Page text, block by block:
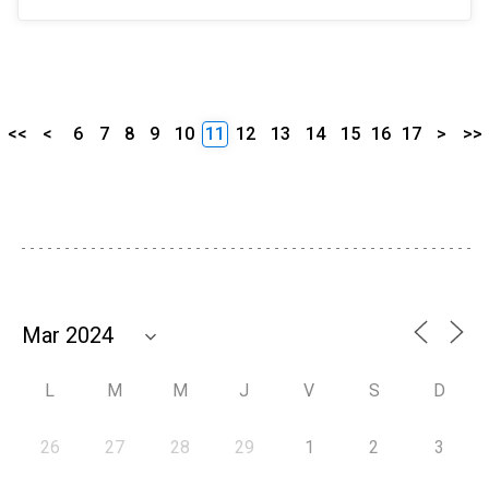
<< < 6 7 8 9 10 11 12 13 14 15 16 17 > >>
L M M J V S D
26 27 28 29 1 2 3